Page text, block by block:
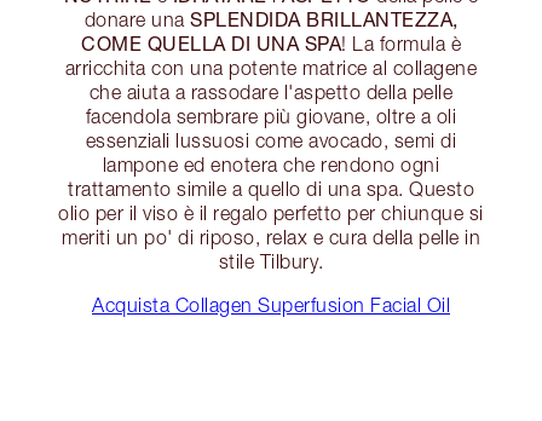
donare una SPLENDIDA BRILLANTEZZA,
COME QUELLA DI UNA SPA! La formula è
arricchita con una potente matrice al collagene
che aiuta a rassodare l'aspetto della pelle
facendola sembrare più giovane, oltre a oli
essenziali lussuosi come avocado, semi di
lampone ed enotera che rendono ogni
trattamento simile a quello di una spa. Questo
olio per il viso è il regalo perfetto per chiunque si
meriti un po' di riposo, relax e cura della pelle in
stile Tilbury.
Acquista Collagen Superfusion Facial Oil